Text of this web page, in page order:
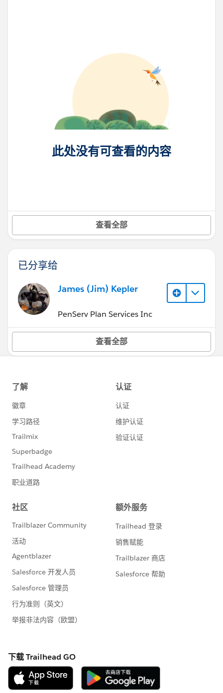
此处没有可查看的内容
查看全部
已分享给
James (Jim) Kepler
PenServ Plan Services Inc
查看全部